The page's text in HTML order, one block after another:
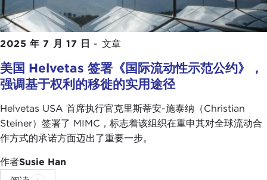
2025 年 7 月 17 日 - 文章
美国 Helvetas 签署《国际流动性示范公约》，
强调基于权利的移徙的实用途径
Helvetas USA 首席执行官克里斯蒂安-施泰纳（Christian
Steiner）签署了 MIMC，标志着该组织在重申其对全球流动合
作方式的承诺方面迈出了重要一步。
作者Susie Han